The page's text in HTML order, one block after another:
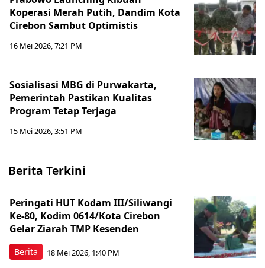
Koperasi Merah Putih, Dandim Kota
Cirebon Sambut Optimistis
16 Mei 2026, 7:21 PM
Sosialisasi MBG di Purwakarta,
Pemerintah Pastikan Kualitas
Program Tetap Terjaga
15 Mei 2026, 3:51 PM
Berita Terkini
Berita
Peringati HUT Kodam III/Siliwangi
Ke-80, Kodim 0614/Kota Cirebon
Gelar Ziarah TMP Kesenden
18 Mei 2026, 1:40 PM